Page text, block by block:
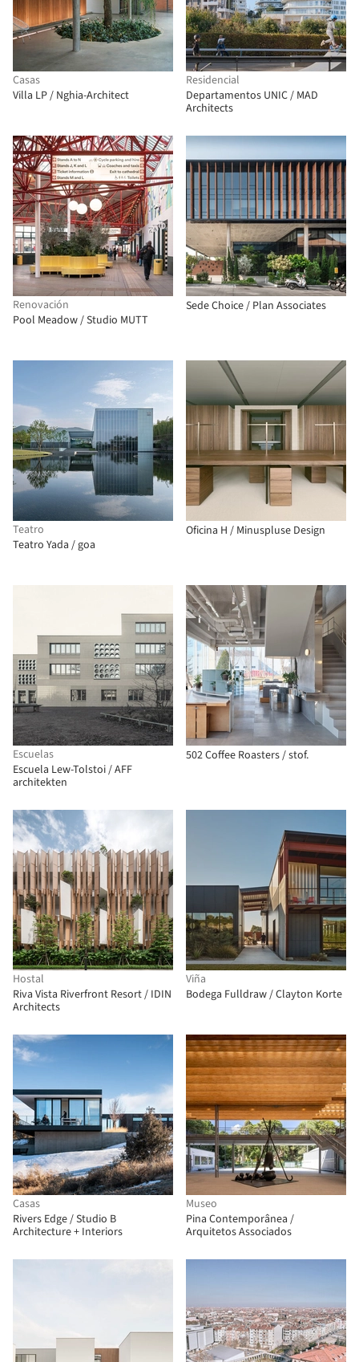
Casas
Villa LP / Nghia-Architect
Residencial
Departamentos UNIC / MAD
Architects
Renovación
Pool Meadow / Studio MUTT
Sede Choice / Plan Associates
Teatro
Teatro Yada / goa
Oficina H / Minuspluse Design
Escuelas
Escuela Lew-Tolstoi / AFF
architekten
502 Coffee Roasters / stof.
Hostal
Riva Vista Riverfront Resort / IDIN
Architects
Viña
Bodega Fulldraw / Clayton Korte
Casas
Rivers Edge / Studio B
Architecture + Interiors
Museo
Pina Contemporânea /
Arquitetos Associados